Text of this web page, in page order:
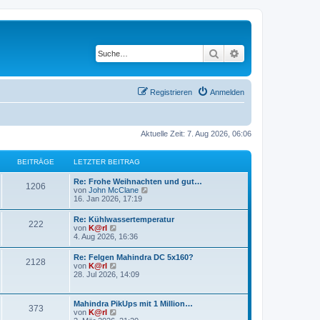
Suche
Anmelden
Registrieren
Aktuelle Zeit: 7. Aug 2026, 06:06
BEITRÄGE LETZTER BEITRAG
1206
Re: Frohe Weihnachten und gut…
von John McClane
s
r
B
r
a
g
16. Jan 2026, 17:19
222
Re: Kühlwassertemperatur
von K@rl
e
e
s
e
B
e
4. Aug 2026, 16:36
2128
Re: Felgen Mahindra DC 5x160?
von K@rl
e
s
t
e
28. Jul 2026, 14:09
373
Mahindra PikUps mit 1 Million…
von K@rl